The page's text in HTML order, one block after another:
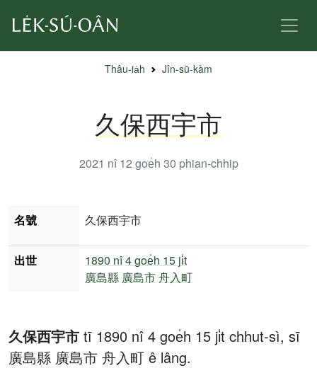
Thâu-ia̍h Jîn-sū-kàm
久保西宇市
2021 nî 12 goe̍h 30 phian-chhip
久保西宇市 tī 1890 nî 4 goe̍h 15 ji̍t chhut-sì, sī
廣島縣 廣島市 舟入町 ê lâng.
名號 久保西宇市
出世 1890 nî4 goe̍h 15 ji̍t
廣島縣 廣島市舟入町